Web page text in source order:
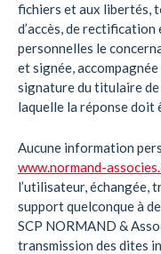
fichiers et aux libertés,
d’accès, de rectification
personnelles le
et signée,
signature du titulaire de
laquelle la réponse doit
Aucune information
www.normand-
l’utilisateur, échangée,
support quelconque à
SCP NORMAND &
transmission des dites